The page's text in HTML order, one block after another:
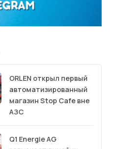
ORLEN открыл первый
автоматизированный
магазин Stop Cafe вне
АЗС
Q1 Energie AG